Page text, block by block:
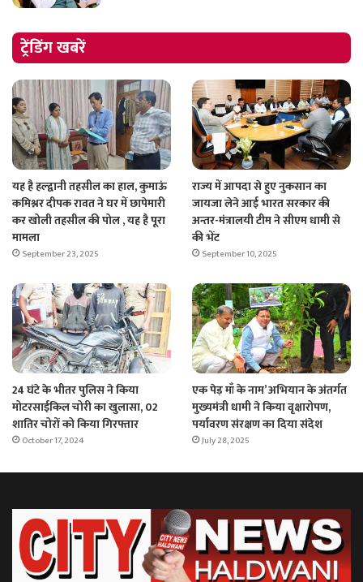
ट्रेंडिंग खबरें
यह है हल्द्वानी तहसील का हाल, कुमाऊं
कमिश्नर दीपक रावत ने घर में छापेमारी
कर खोली तहसील की पोल , यह है पूरा
मामला
September 23, 2025
राज्य में आपदा से हुए नुकसान का
जायजा लेने आई भारत सरकार की
अन्तर-मंत्रालयी टीम ने सीएम धामी से
की भेंट
September 10, 2025
24 घंटे के भीतर पुलिस ने किया
मोटरसाईकिल चोरी का खुलासा, 02
शातिर चोरों को किया गिरफ्तार
October 17, 2024
एक पेड़ माँ के नाम’ अभियान के अंतर्गत
मुख्यमंत्री धामी ने किया वृक्षारोपण,
पर्यावरण संरक्षण का दिया संदेश
July 28, 2025